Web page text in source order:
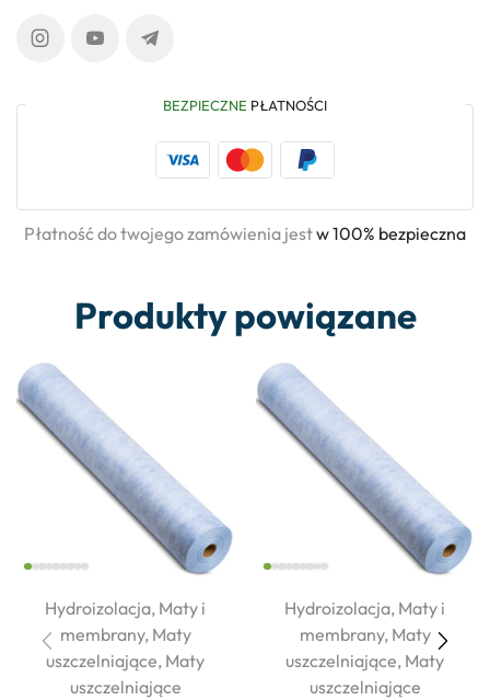
BEZPIECZNE PŁATNOŚCI
Płatność do twojego zamówienia jestw 100% bezpieczna
Produkty powiązane
Hydroizolacja, Maty i
membrany, Maty
uszczelniające, Maty
uszczelniające
Hydroizolacja, Maty i
membrany, Maty
uszczelniające, Maty
uszczelniające